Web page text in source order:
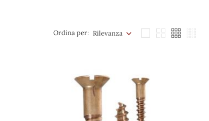
Ordina per: Rilevanza